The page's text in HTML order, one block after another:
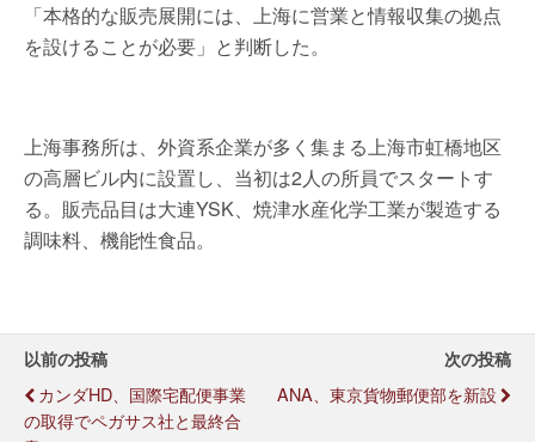
「本格的な販売展開には、上海に営業と情報収集の拠点
を設けることが必要」と判断した。
上海事務所は、外資系企業が多く集まる上海市虹橋地区
の高層ビル内に設置し、当初は2人の所員でスタートす
る。販売品目は大連YSK、焼津水産化学工業が製造する
調味料、機能性食品。
以前の投稿
カンダHD、国際宅配便事業
の取得でペガサス社と最終合
次の投稿
ANA、東京貨物郵便部を新設